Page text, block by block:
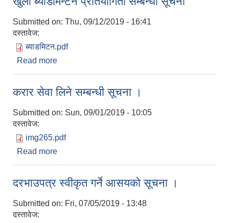
Submitted on: Thu, 09/12/2019 - 16:41
दस्तावेज:
ब्याडमिटन.pdf
Read more
करार सेवा लिने सम्बन्धी सूचना ।
Submitted on: Sun, 09/01/2019 - 10:05
दस्तावेज:
img265.pdf
Read more
दरभाउपत्र स्वीकृत गर्ने आसयको सूचना ।
Submitted on: Fri, 07/05/2019 - 13:48
दस्तावेज: